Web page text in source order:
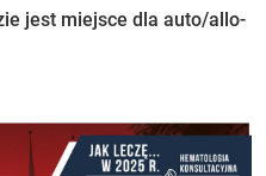
jest miejsce dla auto/allo-